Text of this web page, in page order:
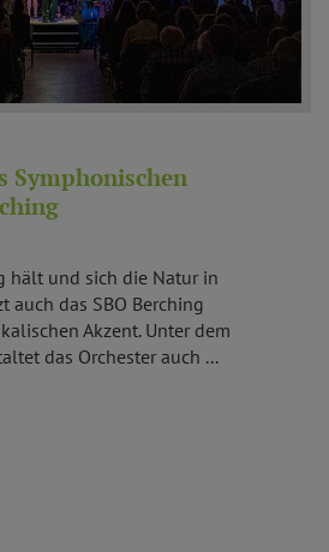
Symphonischen
hält und sich die Natur in
auch das SBO Berching
Akzent. Unter dem
das Orchester auch ...